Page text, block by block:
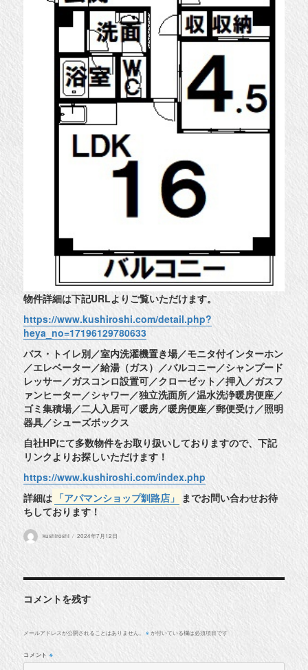
物件詳細は下記URLよりご覧いただけます。
https://www.kushiroshi.com/detail.php?
heya_no=17196129780633
バス・トイレ別／室内洗濯機置き場／モニタ付インターホン
／エレベーター／給湯（ガス）／バルコニー／シャンプード
レッサー／ガスコンロ設置可／クローゼット／押入／ガスフ
ァンヒーター／シャワー／独立洗面所／温水洗浄暖房便座／
ゴミ集積場／二人入居可／暖房／暖房便座／郵便受け／照明
器具／シューズボックス
自社HPにて多数物件をお取り扱いしておりますので、下記
リンクよりお探しいただけます！
https://www.kushiroshi.com/index.php
詳細は 「アパマンショップ釧路店」
までお問い合わせお待
ちしております！
投
kushiroshi
投
2024年7月12日
コメントを残す
メールアドレスが公開されることはありません。 ※ が付いている欄は必須項目です
コメント ※